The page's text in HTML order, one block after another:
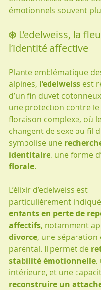
émotionnels souvent
❄️ L’edelweiss, la
l’identité affective
Plante emblématique
alpines, l’edelweiss est
d’un fin duvet
une protection contre le
floraison complexe, où
changent de sexe au fil
symbolise une
identitaire, une forme d’
florale.
L’élixir d’edelweiss est
particulièrement
enfants en perte de
affectifs, notamment
divorce, une
parental. Il permet de
stabilité émotionnelle,
intérieure, et une
reconstruire un